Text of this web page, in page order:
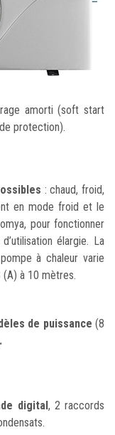
amorti (soft start
protection).
: chaud, froid,
en mode froid et le
pour fonctionner
élargie. La
à chaleur varie
à 10 mètres.
de puissance (8
.
digital, 2 raccords